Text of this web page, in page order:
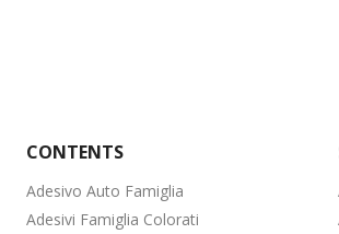
CONTENTS
Adesivo Auto Famiglia
Adesivi Famiglia Colorati